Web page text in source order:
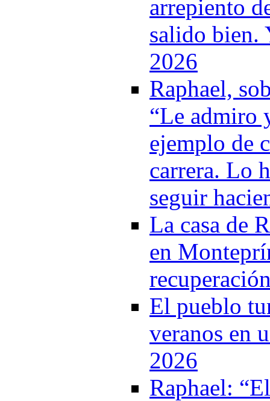
arrepiento
salido bien.
2026
Raphael,
“Le admiro
ejemplo de
carrera. Lo
seguir
La casa de
en
El pueblo
veranos en
2026
Raphael: